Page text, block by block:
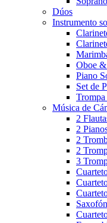
Dúos
Instrumento
Oboe
Piano
Set de
Trompa
Música de
2
2
2
2
3